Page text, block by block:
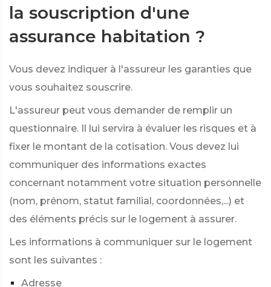
la souscription d'une
assurance habitation ?
Vous devez indiquer à l'assureur les garanties que
vous souhaitez souscrire.
L'assureur peut vous demander de remplir un
questionnaire. Il lui servira à évaluer les risques et à
fixer le montant de la cotisation. Vous devez lui
communiquer des informations exactes
concernant notamment votre situation personnelle
(nom, prénom, statut familial, coordonnées,...) et
des éléments précis sur le logement à assurer.
Les informations à communiquer sur le logement
sont les suivantes :
Adresse